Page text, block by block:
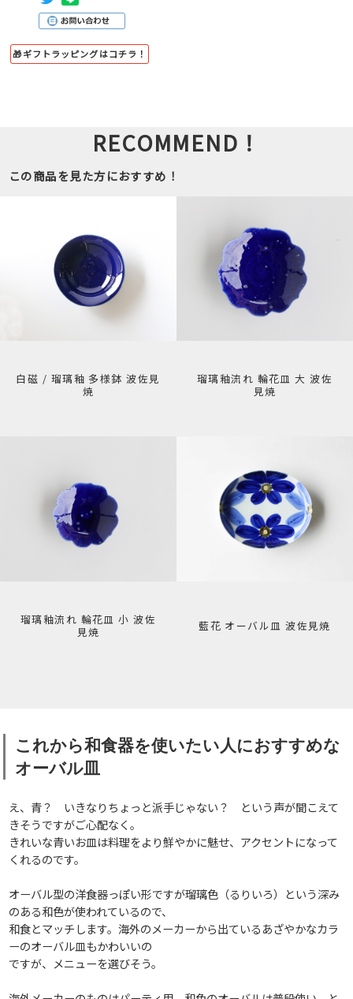
🎁ギフトラッピングはコチラ！
RECOMMEND！
この商品を見た方におすすめ！
白磁 / 瑠璃釉 多様鉢 波佐見
焼
瑠璃釉流れ 輪花皿 大 波佐
見焼
瑠璃釉流れ 輪花皿 小 波佐
見焼
藍花 オーバル皿 波佐見焼
これから和食器を使いたい人におすすめな
オーバル皿
え、青？ いきなりちょっと派手じゃない？ という声が聞こえて
きそうですがご心配なく。
きれいな青いお皿は料理をより鮮やかに魅せ、アクセントになって
くれるのです。
オーバル型の洋食器っぽい形ですが瑠璃色（るりいろ）という深み
のある和色が使われているので、
和食とマッチします。海外のメーカーから出ているあざやかなカラ
ーのオーバル皿もかわいいの
ですが、メニューを選びそう。